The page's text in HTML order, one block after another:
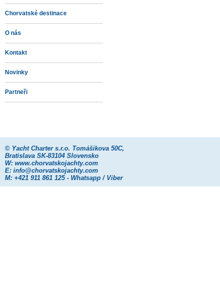
Chorvatské destinace
O nás
Kontakt
Novinky
Partneři
© Yacht Charter s.r.o. Tomášikova 50C,
Bratislava SK-83104 Slovensko
W: www.chorvatskojachty.com
E: info@chorvatskojachty.com
M: +421 911 861 125 - Whatsapp / Viber